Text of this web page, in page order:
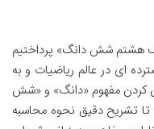
هشتم شش دانگ» پرداختیم
ای در عالم ریاضیات و به
کردن مفهوم «دانگ» و «شش
تا تشریح دقیق نحوه محاسبه